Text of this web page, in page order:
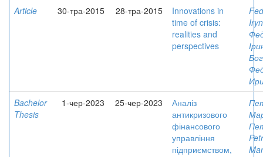
Article 30-тра-2015 28-тра-2015
Innovations in
time of crisis:
realities and
perspectives
Bachelor
Thesis
1-чер-2023 25-чер-2023
Аналіз
антикризового
фінансового
управління
підприємством,